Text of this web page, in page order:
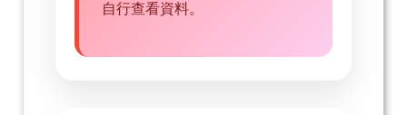
自行查看資料。